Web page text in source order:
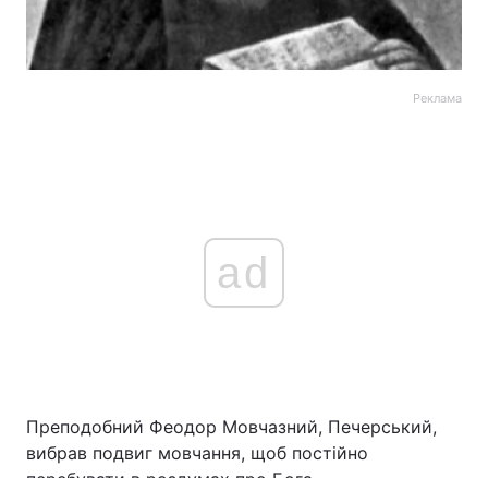
Реклама
ad
Преподобний Феодор Мовчазний, Печерський,
вибрав подвиг мовчання, щоб постійно